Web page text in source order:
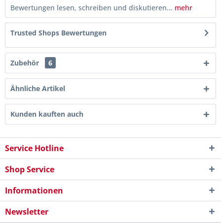
Bewertungen lesen, schreiben und diskutieren... mehr
Trusted Shops Bewertungen
Zubehör 6
Ähnliche Artikel
Kunden kauften auch
Service Hotline
Shop Service
Informationen
Newsletter